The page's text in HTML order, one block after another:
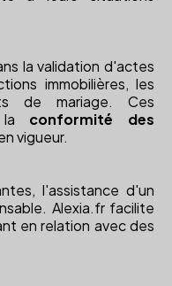
la validation d'actes
immobilières, les
de mariage. Ces
la conformité des
vigueur.
l'assistance d'un
Alexia.fr facilite
en relation avec des